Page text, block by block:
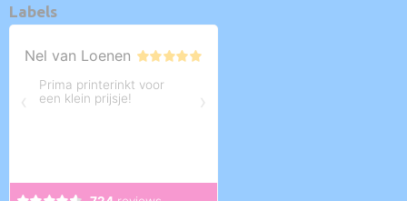
Labels